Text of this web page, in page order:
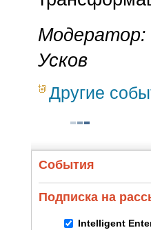
Модератор:
Усков
Другие
События
Подписка на
Intelligent